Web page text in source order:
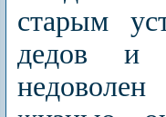
старым
дедов и